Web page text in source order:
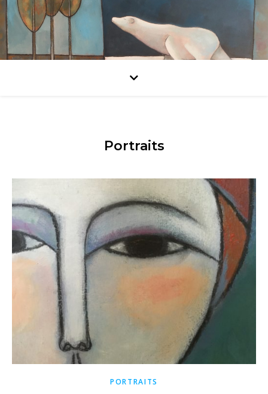
Portraits
PORTRAITS